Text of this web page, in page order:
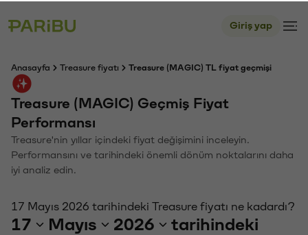
Giriş yap
Anasayfa Treasure fiyatı Treasure (MAGIC) TL fiyat geçmişi
Treasure (MAGIC) Geçmiş Fiyat
Performansı
Treasure'nin yıllar içindeki fiyat değişimini inceleyin.
Performansını ve tarihindeki önemli dönüm noktalarını daha
iyi analiz edin.
17 Mayıs 2026 tarihindeki Treasure fiyatı ne kadardı?
17 Mayıs 2026
tarihindeki